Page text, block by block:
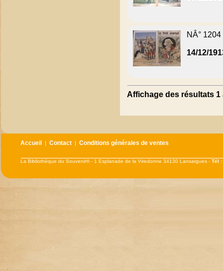
NÂ° 1204
14/12/
Affichage des résultats 1
Accueil |Contact |Conditions générales de ventes
La Bibliothèque du Souvenir® - 1 Esplanade de la Viredonne 34130 Lansargues -Tél